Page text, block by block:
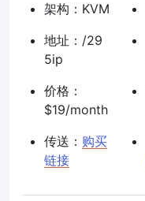
架构：KVM
地址：/29
5ip
价格：
$19/month
传送： 购买
链接